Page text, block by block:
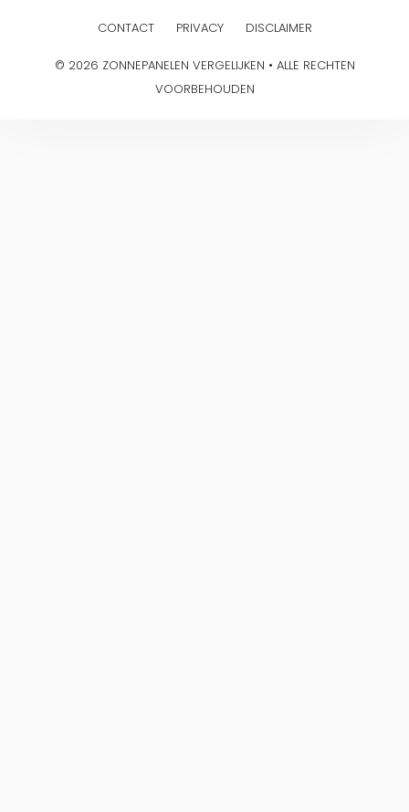
CONTACT PRIVACY DISCLAIMER
© 2026 ZONNEPANELEN VERGELIJKEN • ALLE RECHTEN
VOORBEHOUDEN